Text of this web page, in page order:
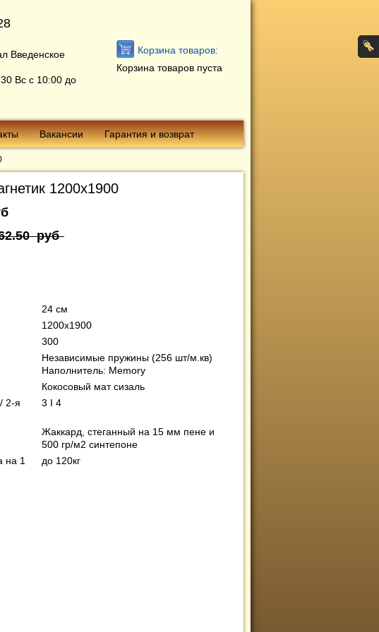
Введенское
Вс с 10:00 до
Корзина товаров:
Корзина товаров пуста
Вакансии Гарантия и возврат
1200х1900
руб
24 см
1200х1900
300
Независимые пружины (256 шт/м.кв)
Наполнитель: Memory
Кокосовый мат сизаль
2-я
3 I 4
Жаккард, стеганный на 15 мм пене и
500 гр/м2 синтепоне
на 1
до 120кг